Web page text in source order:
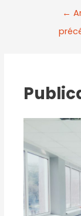
←